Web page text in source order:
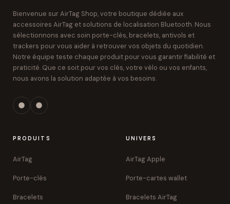
Bienvenue sur AirTag Shop, votre boutique dédiée aux
accessoires AirTag et solutions de localisation Bluetooth. Nous
sélectionnons avec soin porte-clés, bracelets, antivols et
trackers pour vous aider à retrouver vos objets du quotidien.
Notre équipe teste chaque produit pour vous garantir fiabilité et
praticité. Que ce soit pour vos clés, votre vélo ou vos enfants,
nous avons la solution adaptée à vos besoins.
PRODUITS
AirTag
Porte-clés
Bracelets
UNIVERS
AirTag Apple
Porte-cartes wallet
Bracelets AirTag